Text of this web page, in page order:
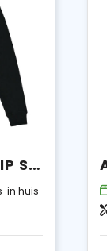
REGULAR FIT 1/4 ZIP SWEATSHIRT
in huis